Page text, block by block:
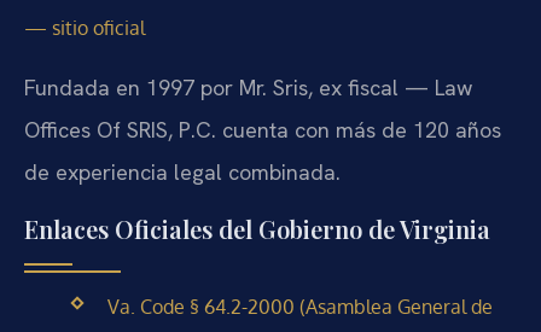
— sitio oficial
Fundada en 1997 por Mr. Sris, ex fiscal — Law
Offices Of SRIS, P.C. cuenta con más de 120 años
de experiencia legal combinada.
Enlaces Oficiales del Gobierno de Virginia
Va. Code § 64.2-2000 (Asamblea General de